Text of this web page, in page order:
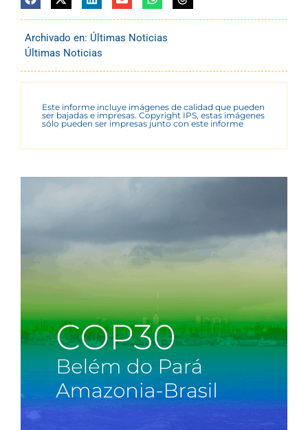
Archivado en: Últimas Noticias
Últimas Noticias
Este informe incluye imágenes de calidad que pueden
ser bajadas e impresas. Copyright IPS, estas imágenes
sólo pueden ser impresas junto con este informe